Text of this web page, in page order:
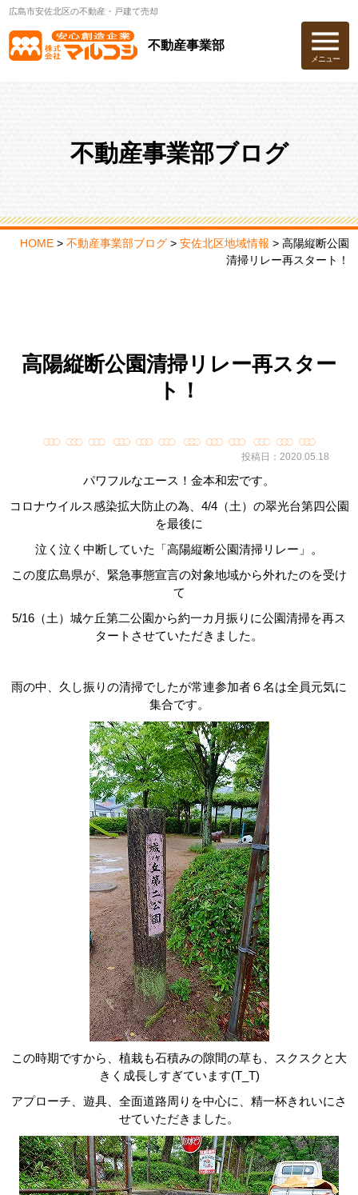
広島市安佐北区の不動産・戸建て売却
不動産事業部
メニュー
不動産事業部ブログ
HOME> 不動産事業部ブログ> 安佐北区地域情報 > 高陽縦断公園
清掃リレー再スタート！
高陽縦断公園清掃リレー再スター
ト！
投稿日：2020.05.18
パワフルなエース！金本和宏です。
コロナウイルス感染拡大防止の為、 4/4（土）の翠光台第四公園
を最後に
泣く泣く中断していた「高陽縦断公園清掃リレー」。
この度広島県が、緊急事態宣言の対象地域から外れたのを受け
て
5/16 （土）城ケ丘第二公園から約一カ月振りに公園清掃を再ス
タートさせていただきました。
雨の中、久し振りの清掃でしたが常連参加者６名は全員元気に
集合です。
この時期ですから、植栽も石積みの隙間の草も、スクスクと大
きく成長しすぎています(T_T)
アプローチ、遊具、全面道路周りを中心に、精一杯きれいにさ
せていただきました。